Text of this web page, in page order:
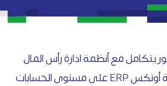
يتكامل مع أنظمة ادارة رأس المال
البشري ضمن منظومة أونكس ERP على مستوى الحسابات